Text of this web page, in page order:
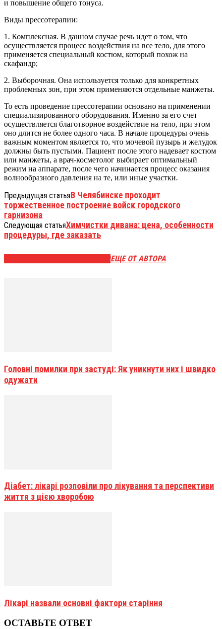
и повышение общего тонуса.
Виды прессотерапии:
1. Комплексная. В данном случае речь идет о том, что
осуществляется процесс воздействия на все тело, для этого
применяется специальный костюм, который похож на
скафандр;
2. Выборочная. Она используется только для конкретных
проблемных зон, при этом применяются отдельные манжеты.
То есть проведение прессотерапии основано на применении
специализированного оборудования. Именно за его счет
осуществляется благотворное воздействие на тело, при этом
оно длится не более одного часа. В начале процедуры очень
важным моментом является то, что мочевой пузырь и желудок
должны быть пустыми. Пациент после этого надевает костюм
или манжеты, а врач-косметолог выбирает оптимальный
режим на аппарате, после чего начинается процесс оказания
волнообразного давления на те, или иные участки.
Предыдущая статьяВ Челябинске проходит
торжественное построение войск городского
гарнизона
Следующая статьяХимчистки дивана: цена, особенности
процедуры, где заказать
ЕЩЕ ОТ АВТОРА
Головні помилки при застуді: Як уникнути них і швидко
одужати
Діабет: лікарі розповіли про лікування та перспективи
життя з цією хворобою
Лікарі назвали основні фактори старіння
ОСТАВЬТЕ ОТВЕТ